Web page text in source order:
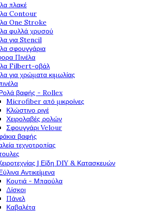
πλακέ
Contour
One Stroke
φυλλά χρυσού
για Stencil
σφουγγάρια
Πινέλα
Filbert-οβάλ
για χρώματα κιμωλίας
βαφής - Rollex
Microfiber από μικροίνες
Κλώστινο ριγέ
Χειρολαβές ρολών
Σφουγγάρι Velour
βαφής
τεχνοτροπίας
| Είδη DIY & Κατασκευών
Αντικείμενα
Κουτιά - Μπαούλα
Δίσκοι
Πάνελ
Καβαλέτα